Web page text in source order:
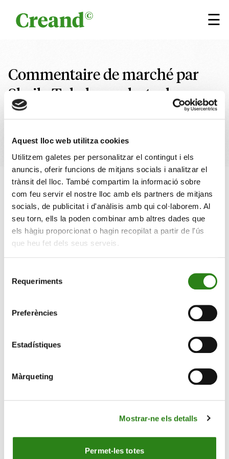
Aquest lloc web utilitza cookies
Utilitzem galetes per personalitzar el contingut i els
anuncis, oferir funcions de mitjans socials i analitzar el
trànsit del lloc. També compartim la informació sobre
com feu servir el nostre lloc amb els partners de mitjans
socials, de publicitat i d'anàlisis amb qui col·laborem. Al
seu torn, ells la poden combinar amb altres dades que
els hàgiu proporcionat o hagin recopilat a partir de l'ús
que heu fet dels seus serveis.
Requeriments
Preferències
Estadístiques
Màrqueting
Mostrar-ne els detalls
Permet-les totes
☰
×
Commentaire de marché par
Sheila Toledo, analyste des
fonds externes au Crèdit
28 AVRIL 2023 5 minuts Écrit par Creand
Research